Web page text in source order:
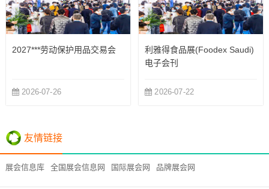
2027***劳动保护用品交易会
2026-07-26
利雅得食品展(Foodex Saudi)
电子会刊
2026-07-22
友情链接
展会信息库 全国展会信息网 国际展会网 品牌展会网